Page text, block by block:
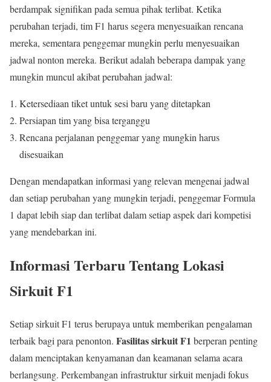
berdampak signifikan pada semua pihak terlibat. Ketika
perubahan terjadi, tim F1 harus segera menyesuaikan rencana
mereka, sementara penggemar mungkin perlu menyesuaikan
jadwal nonton mereka. Berikut adalah beberapa dampak yang
mungkin muncul akibat perubahan jadwal:
Ketersediaan tiket untuk sesi baru yang ditetapkan
Persiapan tim yang bisa terganggu
Rencana perjalanan penggemar yang mungkin harus
disesuaikan
Dengan mendapatkan informasi yang relevan mengenai jadwal
dan setiap perubahan yang mungkin terjadi, penggemar Formula
1 dapat lebih siap dan terlibat dalam setiap aspek dari kompetisi
yang mendebarkan ini.
Informasi Terbaru Tentang Lokasi
Sirkuit F1
Setiap sirkuit F1 terus berupaya untuk memberikan pengalaman
terbaik bagi para penonton. Fasilitas sirkuit F1 berperan penting
dalam menciptakan kenyamanan dan keamanan selama acara
berlangsung. Perkembangan infrastruktur sirkuit menjadi fokus